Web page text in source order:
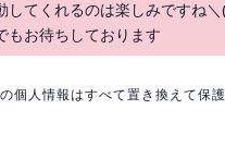
してくれるのは楽しみですね
もお待ちしております
個人情報はすべて置き換えて保護